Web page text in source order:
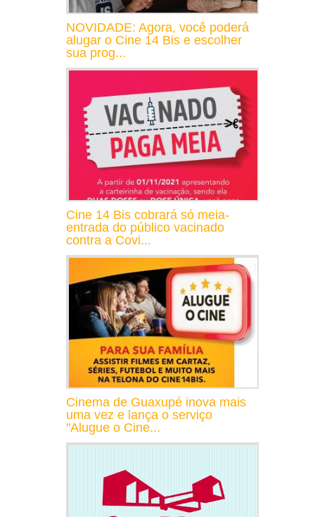
NOVIDADE: Agora, você poderá
alugar o Cine 14 Bis e escolher
sua prog...
Cine 14 Bis cobrará só meia-
entrada do público vacinado
contra a Covi...
Cinema de Guaxupé inova mais
uma vez e lança o serviço
"Alugue o Cine...